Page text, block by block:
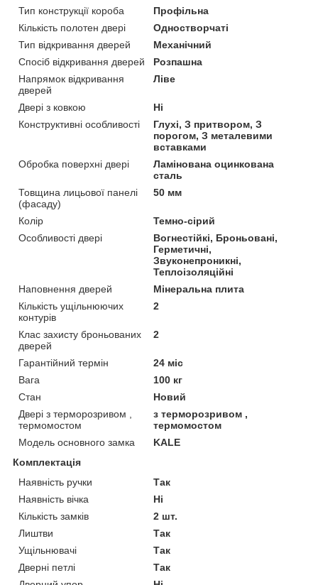
Тип конструкції короба
Профільна
Кількість полотен двері
Одностворчаті
Тип відкривання дверей
Механічний
Спосіб відкривання дверей
Розпашна
Напрямок відкривання
дверей
Ліве
Двері з ковкою
Ні
Конструктивні особливості
Глухі, З притвором, З
порогом, З металевими
вставками
Обробка поверхні двері
Ламінована оцинкована
сталь
Товщина лицьової панелі
(фасаду)
50 мм
Колір
Темно-сірий
Особливості двері
Вогнестійкі, Броньовані,
Герметичні,
Звуконепроникні,
Теплоізоляційні
Наповнення дверей
Мінеральна плита
Кількість ущільнюючих
контурів
2
Клас захисту броньованих
дверей
2
Гарантійний термін
24 міс
Вага
100 кг
Стан
Новий
Двері з терморозривом ,
термомостом
з терморозривом ,
термомостом
Модель основного замка
KALE
Комплектація
Наявність ручки
Так
Наявність вічка
Ні
Кількість замків
2 шт.
Лиштви
Так
Ущільнювачі
Так
Дверні петлі
Так